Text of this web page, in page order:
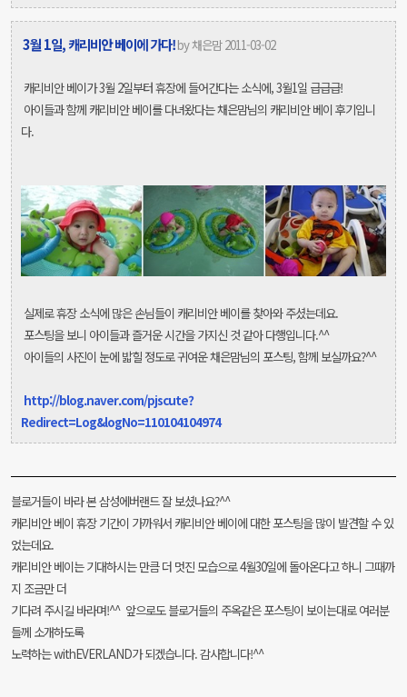
3월 1일, 캐리비안 베이에 가다!by 채은맘 2011-03-02
캐리비안 베이가 3월 2일부터 휴장에 들어간다는 소식에, 3월1일 급급급!
아이들과함께 캐리비안 베이를 다녀왔다는 채은맘님의 캐리비안 베이 후기입니
다.
실제로 휴장 소식에 많은 손님들이 캐리비안 베이를 찾아와 주셨는데요.
포스팅을 보니 아이들과 즐거운 시간을 가지신 것 같아 다행입니다.^^
아이들의 사진이 눈에 밟힐 정도로 귀여운 채은맘님의 포스팅, 함께 보실까요?^^
http://blog.naver.com/pjscute?
Redirect=Log&logNo=110104104974
블로거들이 바라 본 삼성에버랜드 잘 보셨나요?^^
캐리비안 베이 휴장 기간이 가까워서 캐리비안 베이에 대한 포스팅을 많이 발견할 수 있
었는데요.
캐리비안 베이는 기대하시는 만큼 더 멋진 모습으로 4월30일에 돌아온다고 하니 그때까
지 조금만 더
기다려 주시길 바라며!^^ 앞으로도 블로거들의 주옥같은 포스팅이 보이는대로여러분
들께 소개하도록
노력하는 withEVERLAND가 되겠습니다. 감사합니다!^^